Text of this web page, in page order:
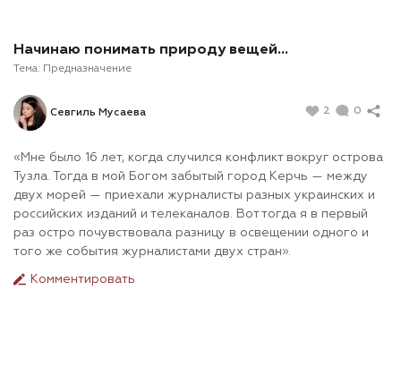
Начинаю понимать природу вещей…
Тема: Предназначение
Севгиль Мусаева 2 0
«Мне было 16 лет, когда случился конфликт вокруг острова
Тузла. Тогда в мой Богом забытый город Керчь — между
двух морей — приехали журналисты разных украинских и
российских изданий и телеканалов. Вот тогда я в первый
раз остро почувствовала разницу в освещении одного и
того же события журналистами двух стран».
Комментировать